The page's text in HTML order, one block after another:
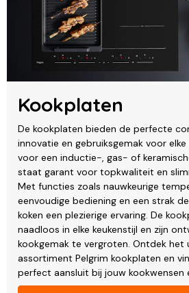
Kookplaten
De kookplaten bieden de perfecte
innovatie en gebruiksgemak voor elke
voor een inductie-, gas- of
staat garant voor topkwaliteit en
Met functies zoals nauwkeurige
eenvoudige bediening en een strak
koken een plezierige ervaring. De
naadloos in elke keukenstijl en zijn
kookgemak te vergroten. Ontdek het
assortiment Pelgrim kookplaten en
perfect aansluit bij jouw kookwensen